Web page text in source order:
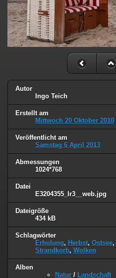
Autor
Ingo Teich
Erstellt am
Mittwoch 20 Oktober 2010
Veröffentlicht am
Samstag 6 April 2013
Abmessungen
1024*768
Datei
E3204355_lr3__web.jpg
Dateigröße
434 kB
Schlagwörter
Erholung, Herbst, Ostsee,
Strandkorb, Wolken
Alben
Natur / Landschaft